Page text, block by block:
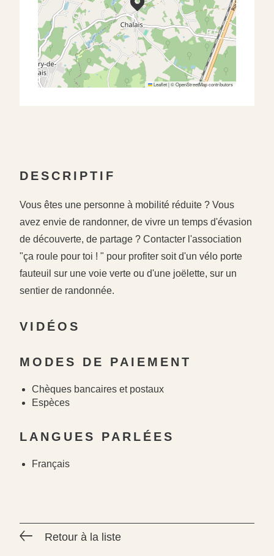
DESCRIPTIF
Vous êtes une personne à mobilité réduite ? Vous
avez envie de randonner, de vivre un temps d'évasion
de découverte, de partage ? Contacter l'association
"ça roule pour toi ! " pour profiter soit d'un vélo porte
fauteuil sur une voie verte ou d'une joëlette, sur un
sentier de randonnée.
VIDÉOS
MODES DE PAIEMENT
Chèques bancaires et postaux
Espèces
LANGUES PARLÉES
Français
Retour à la liste
Leaflet|©OpenStreetMapcontributors